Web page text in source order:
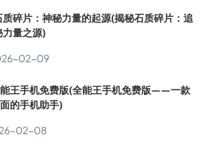
质碎片：神秘力量的起源(揭秘石质碎片：追
力量之源)
02-09
王手机免费版(全能王手机免费版——一款
的手机助手)
02-08